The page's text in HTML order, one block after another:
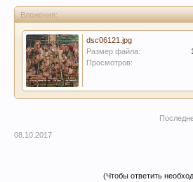
Вложения:
dsc06121.jpg
Размер файла:
Просмотров:
08.10.2017
(Чтобы ответить